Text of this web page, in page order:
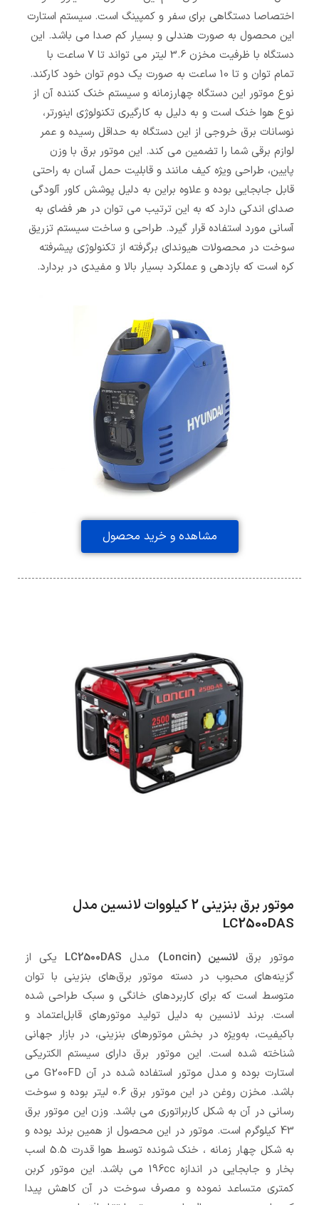
اختصاصا دستگاهی برای سفر و کمپینگ است. سیستم استارت
این محصول به صورت هندلی و بسیار کم صدا می باشد. این
دستگاه با ظرفیت مخزن 3.6 لیتر می تواند تا 7 ساعت با
تمام توان و تا 10 ساعت به صورت یک دوم توان خود کارکند.
نوع موتور این دستگاه چهارزمانه و سیستم خنک کننده آن از
نوع هوا خنک است و به دلیل به کارگیری تکنولوژی اینورتر،
نوسانات برق خروجی از این دستگاه به حداقل رسیده و عمر
لوازم برقی شما را تضمین می کند. این موتور برق با وزن
پایین، طراحی ویژه کیف مانند و قابلیت حمل آسان به راحتی
قابل جابجایی بوده و علاوه براین به دلیل پوشش کاور آلودگی
صدای اندکی دارد که به این ترتیب می توان در هر فضای به
آسانی مورد استفاده قرار گیرد. طراحی و ساخت سیستم تزریق
سوخت در محصولات هیوندای برگرفته از تکنولوژی پیشرفته
کره است که بازدهی و عملکرد بسیار بالا و مفیدی در بردارد.
مشاهده و خرید محصول
موتور برق بنزینی 2 کیلووات لانسین مدل
LC2500DAS
موتور برقلانسین (Loncin) مدل LC2500DAS یکی از
گزینه‌های محبوب در دسته موتور برق‌های بنزینی با توان
متوسط است که برای کاربردهای خانگی و سبک طراحی شده
است. برند لانسین به دلیل تولید موتورهای قابل‌اعتماد و
باکیفیت، به‌ویژه در بخش موتورهای بنزینی، در بازار جهانی
شناخته شده است. این موتور برق دارای سیستم الکتریکی
استارت بوده و مدل موتور استفاده شده در آن G200FD می
باشد. مخزن روغن در این موتور برق 0.6 لیتر بوده و سوخت
رسانی در آن به شکل کاربراتوری می باشد. وزن این موتور برق
43 کیلوگرم است. موتور در این محصول از همین برند بوده و
به شکل چهار زمانه ، خنک شونده توسط هوا قدرت 5.5 اسب
بخار و جابجایی در اندازه 196cc می باشد. این موتور کربن
کمتری متساعد نموده و مصرف سوخت در آن کاهش پیدا